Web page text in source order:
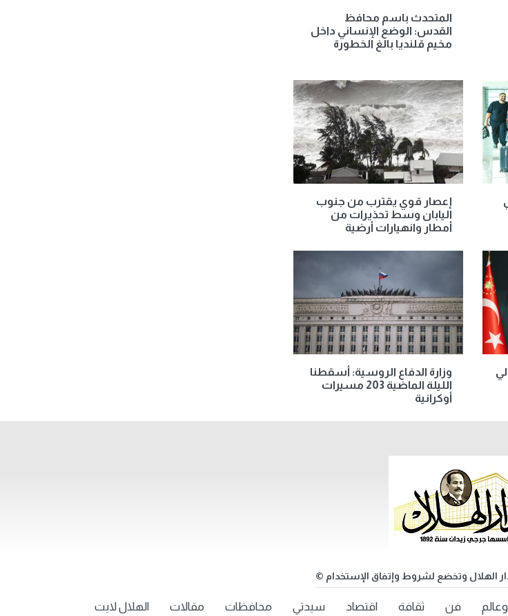
المتحدث باسم محافظ
القدس: الوضع الإنساني داخل
مخيم قلنديا بالغ الخطورة
إعصار قوي يقترب من جنوب
اليابان وسط تحذيرات من
أمطار وانهيارات أرضية
وزارة الدفاع الروسية: أسقطنا
الليلة الماضية 203 مسيرات
أوكرانية
الهلال وتخضع لشروط وإتفاق الإستخدام ©
فن ثقافة اقتصاد سيدتي محافظات مقالات الهلال لايت